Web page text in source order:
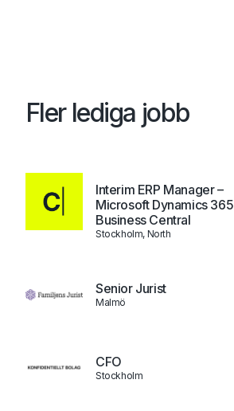
Fler lediga jobb
Interim ERP Manager –
Microsoft Dynamics 365
Business Central
Stockholm, North
Senior Jurist
Malmö
CFO
Stockholm